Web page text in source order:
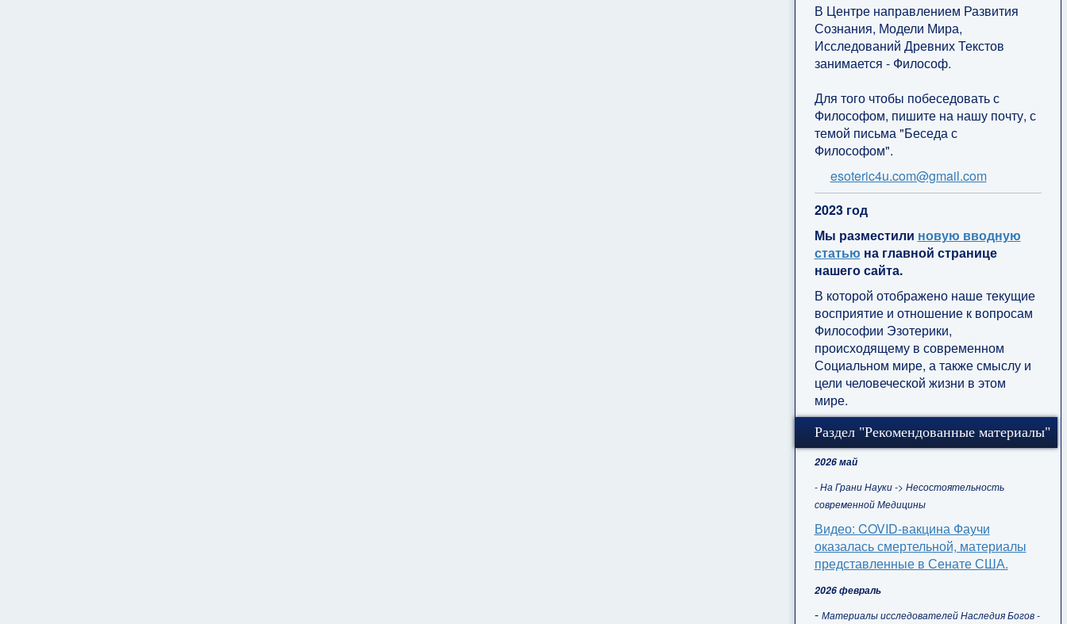
В Центре направлением Развития
Сознания, Модели Мира,
Исследований Древних Текстов
занимается - Философ.
Для того чтобы побеседовать с
Философом, пишите на нашу почту, с
темой письма "Беседа с
Философом".
esoteric4u.com@gmail.com
2023 год
Мы разместили новую вводную
статью на главной странице
нашего сайта.
В которой отображено наше текущие
восприятие и отношение к вопросам
Философии Эзотерики,
происходящему в современном
Социальном мире, а также смыслу и
цели человеческой жизни в этом
мире.
Раздел "Рекомендованные материалы"
2026 май
- На Грани Науки -> Несостоятельность
современной Медицины
Видео: COVID-вакцина Фаучи
оказалась смертельной, материалы
представленные в Сенате США.
2026 февраль
- Материалы исследователей Наследия Богов -